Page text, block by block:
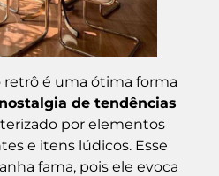
retrô é uma ótima forma
de tendências
por elementos
e itens lúdicos. Esse
fama, pois ele evoca